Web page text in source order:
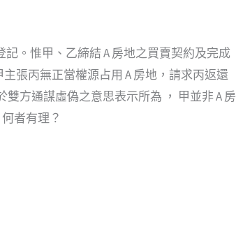
。惟甲、乙締結 A 房地之買賣契約及完成
張丙無正當權源占用 A 房地，請求丙返還
方通謀虛偽之意思表示所為 ， 甲並非 A 房
者有理？